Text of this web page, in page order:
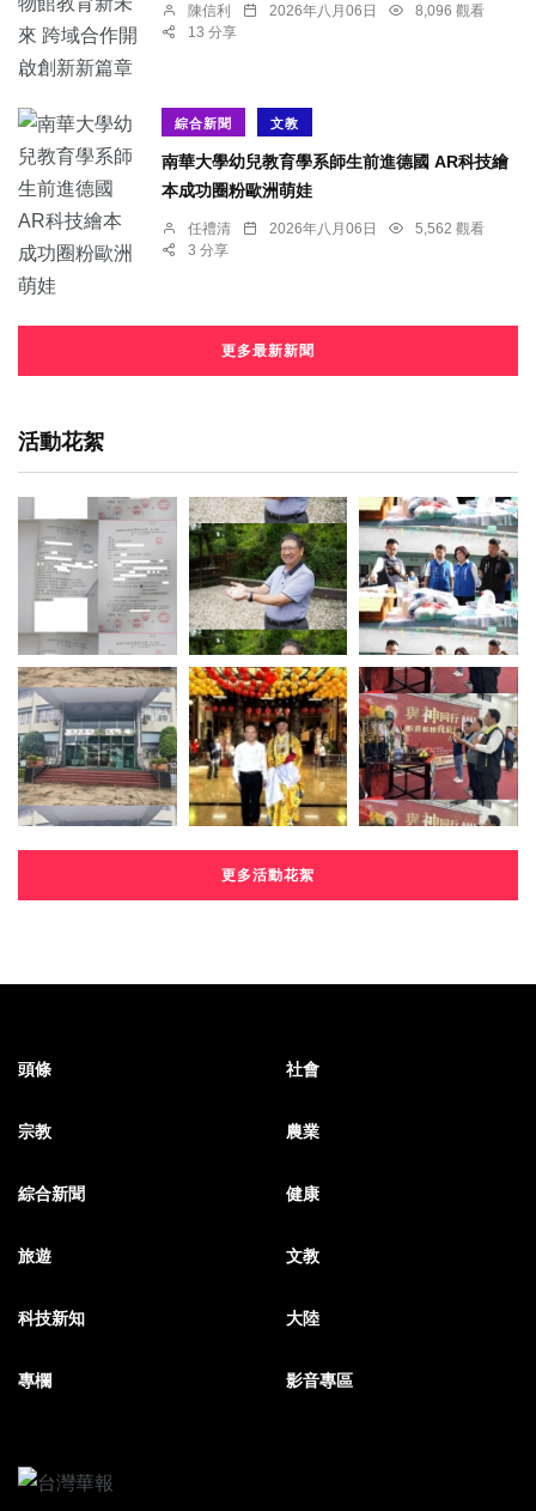
陳信利 2026年八月06日
8,096 觀看
13 分享
綜合新聞 文教
南華大學幼兒教育學系師生前進德國 AR科技繪
本成功圈粉歐洲萌娃
任禮清 2026年八月06日
5,562 觀看
3 分享
更多最新新聞
活動花絮
更多活動花絮
頭條 社會
宗教 農業
綜合新聞 健康
旅遊 文教
科技新知 大陸
專欄 影音專區